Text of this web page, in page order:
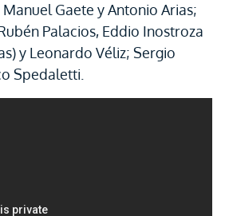
Gaete y Antonio Arias;
Palacios, Eddio Inostroza
y Leonardo Véliz; Sergio
Spedaletti.